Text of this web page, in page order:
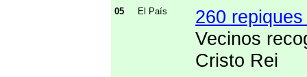
05 El País
260
Vecinos
Cristo Rei